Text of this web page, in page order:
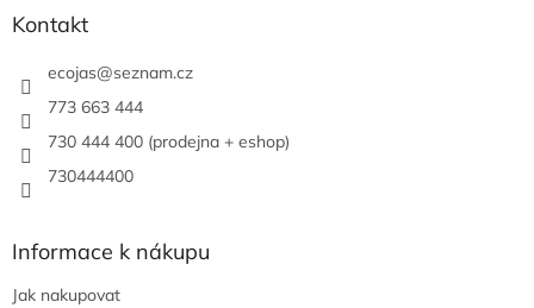
Kontakt
ecojas@seznam.cz
773 663 444
730 444 400 (prodejna + eshop)
730444400
Informace k nákupu
Jak nakupovat